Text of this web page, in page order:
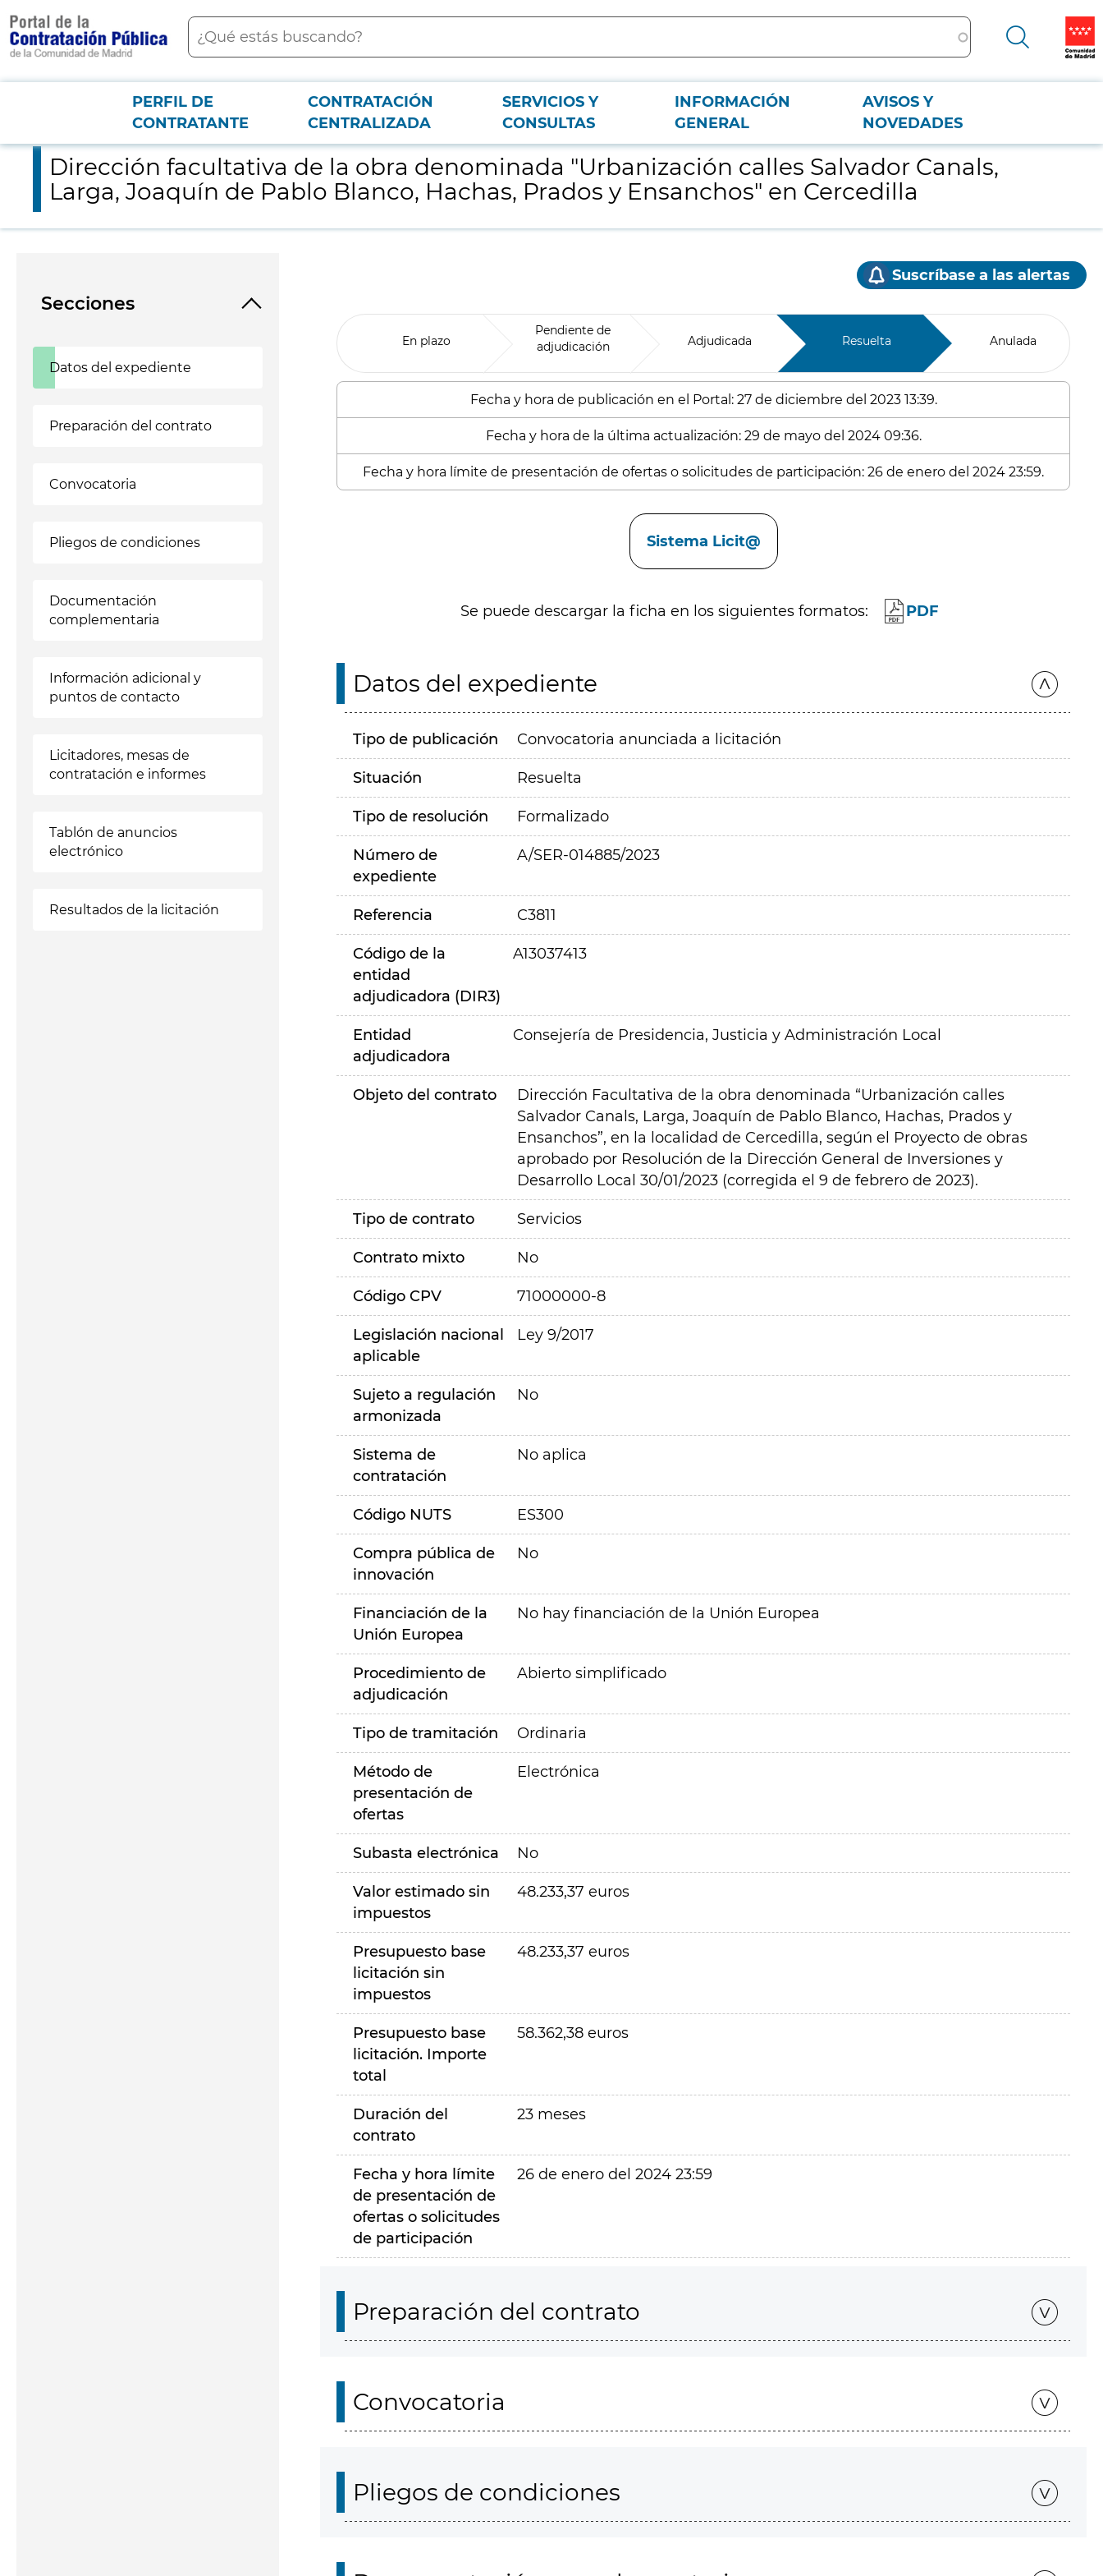
contenido
principal
Buscar
Menú PCON
PERFIL DE
CONTRATANTE
CONTRATACIÓN
CENTRALIZADA
SERVICIOS Y
CONSULTAS
INFORMACIÓN
GENERAL
AVISOS Y
NOVEDADES
Dirección facultativa de la obra denominada "Urbanización calles Salvador Canals, Larga, Joaquín de Pablo Blanco, Hachas, Prados y Ensanchos" en Cercedilla
Dirección facultativa de la obra denominada "Urbanización calles Salvador Canals,
Larga, Joaquín de Pablo Blanco, Hachas, Prados y Ensanchos" en Cercedilla
Secciones
Datos del expediente
Preparación del contrato
Convocatoria
Pliegos de condiciones
Documentación
complementaria
Información adicional y
puntos de contacto
Licitadores, mesas de
contratación e informes
Tablón de anuncios
electrónico
Resultados de la licitación
Suscríbase a las alertas
En plazo
Pendiente de
adjudicación
Adjudicada Resuelta Anulada
Fecha y hora de publicación en el Portal: 27 de diciembre del 2023 13:39.
Fecha y hora de la última actualización: 29 de mayo del 2024 09:36.
Fecha y hora límite de presentación de ofertas o solicitudes de participación: 26 de enero del 2024 23:59.
Sistema Licit@
Se puede descargar la ficha en los siguientes formatos: PDF
Datos del expediente
Tipo de publicación Convocatoria anunciada a licitación
Situación Resuelta
Tipo de resolución Formalizado
Número de
expediente
A/SER-014885/2023
Referencia C3811
Código de la
entidad
adjudicadora (DIR3)
A13037413
Entidad
adjudicadora
Consejería de Presidencia, Justicia y Administración Local
Objeto del contrato
Dirección Facultativa de la obra denominada “Urbanización calles
Salvador Canals, Larga, Joaquín de Pablo Blanco, Hachas, Prados y
Ensanchos”, en la localidad de Cercedilla, según el Proyecto de obras
aprobado por Resolución de la Dirección General de Inversiones y
Desarrollo Local 30/01/2023 (corregida el 9 de febrero de 2023).
Tipo de contrato Servicios
Contrato mixto No
Código CPV 71000000-8
Legislación nacional
aplicable
Ley 9/2017
Sujeto a regulación
armonizada
No
Sistema de
contratación
No aplica
Código NUTS ES300
Compra pública de
innovación
No
Financiación de la
Unión Europea
No hay financiación de la Unión Europea
Procedimiento de
adjudicación
Abierto simplificado
Tipo de tramitación Ordinaria
Método de
presentación de
ofertas
Electrónica
Subasta electrónica No
Valor estimado sin
impuestos
48.233,37 euros
Presupuesto base
licitación sin
impuestos
48.233,37 euros
Presupuesto base
licitación. Importe
total
58.362,38 euros
Duración del
contrato
23 meses
Fecha y hora límite
de presentación de
ofertas o solicitudes
de participación
26 de enero del 2024 23:59
Preparación del contrato
Convocatoria
Pliegos de condiciones